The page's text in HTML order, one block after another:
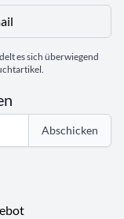
es sich überwiegend
Abschicken